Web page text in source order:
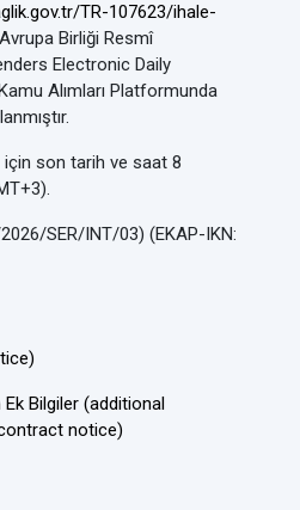
TR-107623/ihale-
Birliği Resmî
Electronic Daily
Alımları Platformunda
için son tarih ve saat 8
SER/INT/03) (EKAP-IKN:
Ek Bilgiler (additional
notice)